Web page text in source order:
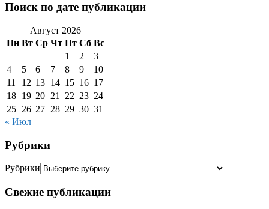
Поиск по дате публикации
Август 2026
Пн Вт Ср Чт Пт Сб Вс
1
2
3
4
5 6 7 8 9
10
11
12 13 14 15 16 17
18 19 20 21 22 23 24
25 26 27 28 29 30 31
« Июл
Рубрики
Рубрики
Свежие публикации